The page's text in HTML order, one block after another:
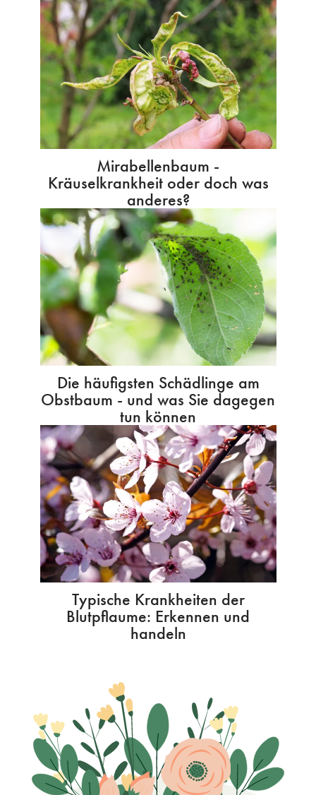
Mirabellenbaum -
Kräuselkrankheit oder doch was
anderes?
Die häufigsten Schädlinge am
Obstbaum - und was Sie dagegen
tun können
Typische Krankheiten der
Blutpflaume: Erkennen und
handeln